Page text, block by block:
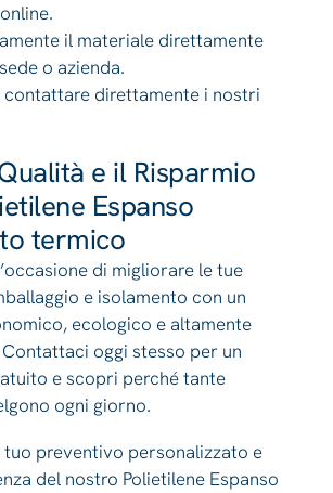
il materiale direttamente
o azienda.
contattare direttamente i nostri
e il Risparmio
Espanso
termico
di migliorare le tue
e isolamento con un
ecologico e altamente
oggi stesso per un
e scopri perché tante
ogni giorno.
tuo preventivo personalizzato e
del nostro Polietilene Espanso